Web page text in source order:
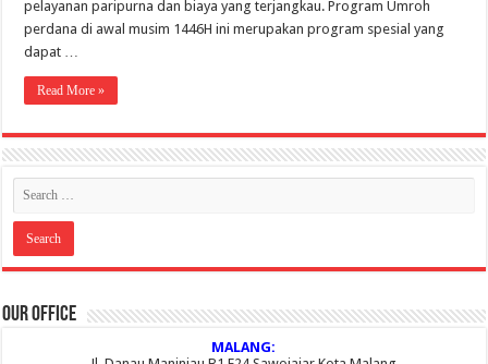
pelayanan paripurna dan biaya yang terjangkau. Program Umroh
perdana di awal musim 1446H ini merupakan program spesial yang
dapat …
Read More »
Our Office
MALANG: